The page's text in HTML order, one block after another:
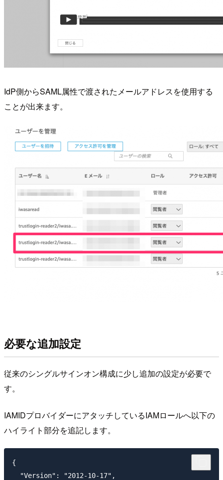
IdP側からSAML属性で渡されたメールアドレスを使用する
ことが出来ます。
必要な追加設定
従来のシングルサインオン構成に少し追加の設定が必要で
す。
IAMIDプロバイダーにアタッチしているIAMロールへ以下の
ハイライト部分を追記します。
{
  "Version": "2012-10-17",